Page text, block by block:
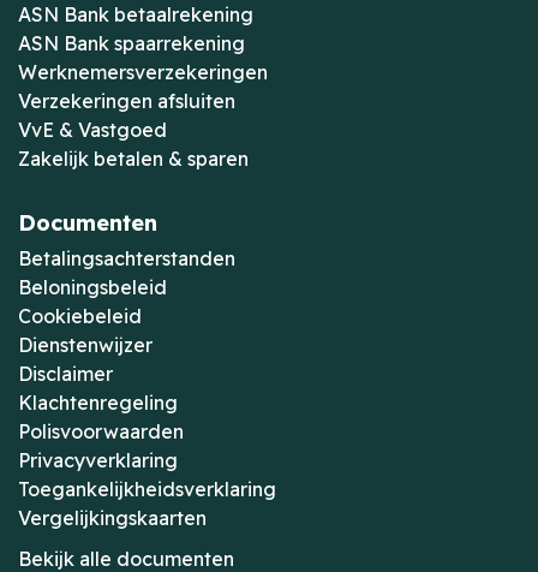
ASN Bank betaalrekening
ASN Bank spaarrekening
Werknemersverzekeringen
Verzekeringen afsluiten
VvE & Vastgoed
Zakelijk betalen & sparen
Documenten
Betalingsachterstanden
Beloningsbeleid
Cookiebeleid
Dienstenwijzer
Disclaimer
Klachtenregeling
Polisvoorwaarden
Privacyverklaring
Toegankelijkheidsverklaring
Vergelijkingskaarten
Bekijk alle documenten